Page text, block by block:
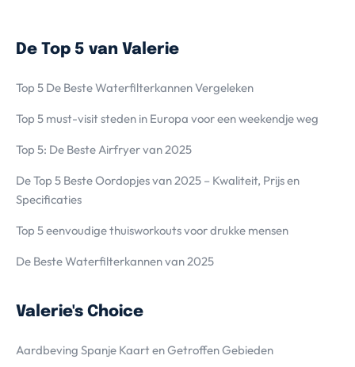
De Top 5 van Valerie
Top 5 De Beste Waterfilterkannen Vergeleken
Top 5 must-visit steden in Europa voor een weekendje weg
Top 5: De Beste Airfryer van 2025
De Top 5 Beste Oordopjes van 2025 – Kwaliteit, Prijs en
Specificaties
Top 5 eenvoudige thuisworkouts voor drukke mensen
De Beste Waterfilterkannen van 2025
Valerie's Choice
Aardbeving Spanje Kaart en Getroffen Gebieden